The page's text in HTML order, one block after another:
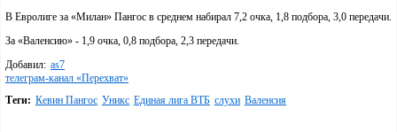
В Евролиге за «Милан» Пангос в среднем набирал 7,2 очка, 1,8 подбора, 3,0 передачи.
За «Валенсию» - 1,9 очка, 0,8 подбора, 2,3 передачи.
Добавил: as7
телеграм-канал «Перехват»
Теги: Кевин Пангос Уникс Единая лига ВТБ слухи Валенсия